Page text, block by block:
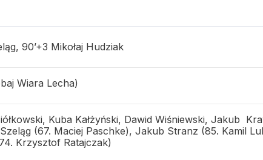
90’+3 Mikołaj Hudziak
Wiara Lecha)
Kuba Kałżyński, Dawid Wiśniewski, Jakub
(67. Maciej Paschke), Jakub Stranz (85. Kamil
Krzysztof Ratajczak)